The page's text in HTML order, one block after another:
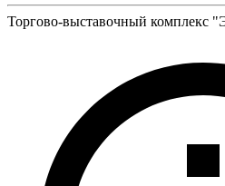
Торгово-выставочный комплекс